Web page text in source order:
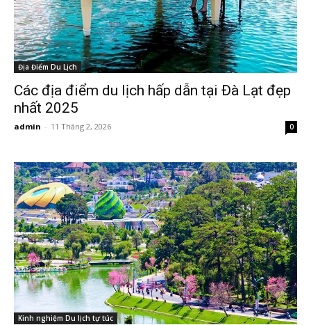
Địa Điểm Du Lịch
Các địa điểm du lịch hấp dẫn tại Đà Lạt đẹp
nhất 2025
admin - 11 Tháng 2, 2026 0
Kinh nghiệm Du lịch tự túc